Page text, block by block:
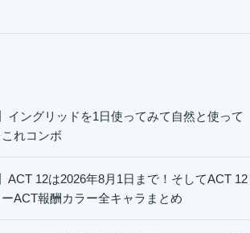
イングリッドを1日使ってみて自然と使って
れコンボ
ACT 12は2026年8月1日まで！そしてACT 12
ACT報酬カラー全キャラまとめ